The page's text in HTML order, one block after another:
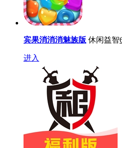
宾果消消消魅族版 休闲益智
进入